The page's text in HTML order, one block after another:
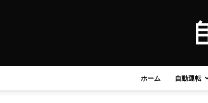
ホーム 自動運転